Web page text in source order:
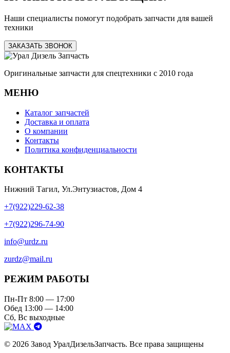
Наши специалисты помогут подобрать запчасти для вашей
техники
ЗАКАЗАТЬ ЗВОНОК
Оригинальные запчасти для спецтехники с 2010 года
МЕНЮ
Каталог запчастей
Доставка и оплата
О компании
Контакты
Политика конфиденциальности
КОНТАКТЫ
Нижний Тагил, Ул.Энтузиастов, Дом 4
+7(922)229-62-38
+7(922)296-74-90
info@urdz.ru
zurdz@mail.ru
РЕЖИМ РАБОТЫ
Пн-Пт 8:00 — 17:00
Обед 13:00 — 14:00
Сб, Вс выходные
© 2026 Завод УралДизельЗапчасть. Все права защищены